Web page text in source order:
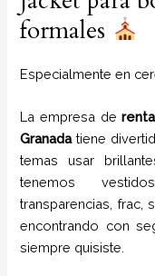
formales
Especialmente en
La empresa de
Granada tiene
temas usar
tenemos
transparencias, frac,
encontrando con
siempre quisiste.